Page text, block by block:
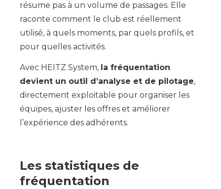
résume pas à un volume de passages. Elle
raconte comment le club est réellement
utilisé, à quels moments, par quels profils, et
pour quelles activités.
Avec HEITZ System, la fréquentation
devient un outil d’analyse et de pilotage,
directement exploitable pour organiser les
équipes, ajuster les offres et améliorer
l’expérience des adhérents.
Les statistiques de
fréquentation